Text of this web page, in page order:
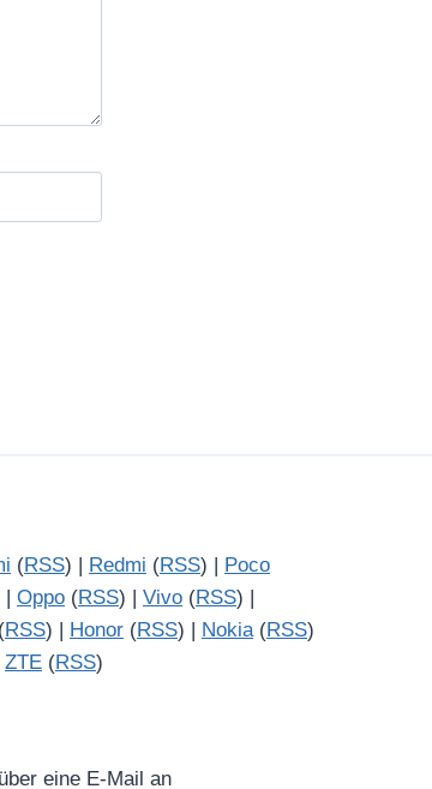
(RSS) | Redmi (RSS) | Poco
| Oppo (RSS) | Vivo (RSS) |
RSS) | Honor (RSS) | Nokia(RSS)
ZTE (RSS)
eine E-Mail an